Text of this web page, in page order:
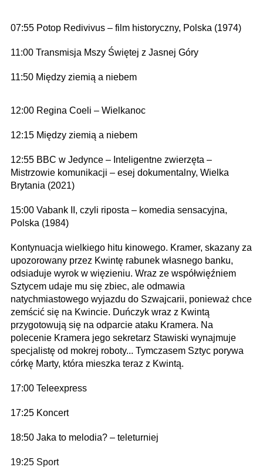
07:55 Potop Redivivus – film historyczny, Polska (1974)
11:00 Transmisja Mszy Świętej z Jasnej Góry
11:50 Między ziemią a niebem
12:00 Regina Coeli – Wielkanoc
12:15 Między ziemią a niebem
12:55 BBC w Jedynce – Inteligentne zwierzęta –
Mistrzowie komunikacji – esej dokumentalny, Wielka
Brytania (2021)
15:00 Vabank II, czyli riposta – komedia sensacyjna,
Polska (1984)
Kontynuacja wielkiego hitu kinowego. Kramer, skazany za
upozorowany przez Kwintę rabunek własnego banku,
odsiaduje wyrok w więzieniu. Wraz ze współwięźniem
Sztycem udaje mu się zbiec, ale odmawia
natychmiastowego wyjazdu do Szwajcarii, ponieważ chce
zemścić się na Kwincie. Duńczyk wraz z Kwintą
przygotowują się na odparcie ataku Kramera. Na
polecenie Kramera jego sekretarz Stawiski wynajmuje
specjalistę od mokrej roboty... Tymczasem Sztyc porywa
córkę Marty, która mieszka teraz z Kwintą.
17:00 Teleexpress
17:25 Koncert
18:50 Jaka to melodia? – teleturniej
19:25 Sport